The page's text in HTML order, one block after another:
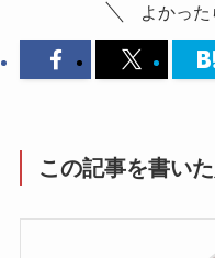
よかった
この記事を書い